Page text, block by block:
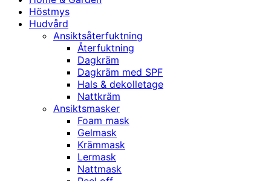
Höstmys
Hudvård
Ansiktsåterfuktning
Återfuktning
Dagkräm
Dagkräm med SPF
Hals & dekolletage
Nattkräm
Ansiktsmasker
Foam mask
Gelmask
Krämmask
Lermask
Nattmask